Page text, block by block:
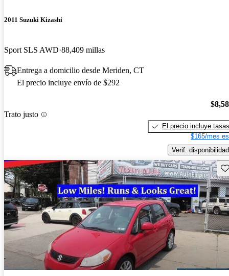
2011 Suzuki Kizashi
Sport SLS AWD 88,409 millas
Entrega a domicilio desde Meriden, CT
El precio incluye envío de $292
Trato justo
El precio incluye tasas
$165/mes
Verif. disponibilidad